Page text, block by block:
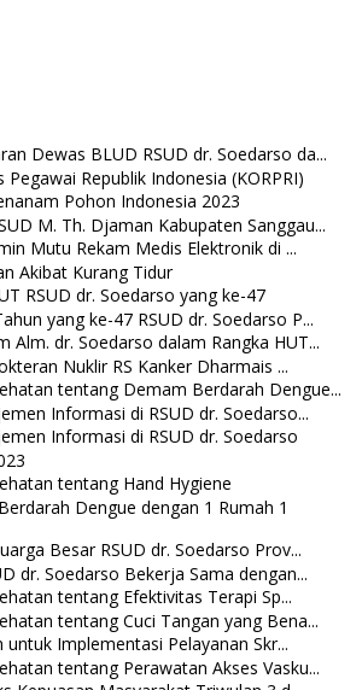
Dewas BLUD RSUD dr. Soedarso da...
Pegawai Republik Indonesia (KORPRI)
Pohon Indonesia 2023
M. Th. Djaman Kabupaten Sanggau...
Mutu Rekam Medis Elektronik di ...
Akibat Kurang Tidur
RSUD dr. Soedarso yang ke-47
yang ke-47 RSUD dr. Soedarso P...
Alm. dr. Soedarso dalam Rangka HUT...
Nuklir RS Kanker Dharmais ...
tentang Demam Berdarah Dengue...
Informasi di RSUD dr. Soedarso...
Informasi di RSUD dr. Soedarso
tentang Hand Hygiene
Dengue dengan 1 Rumah 1
Besar RSUD dr. Soedarso Prov...
dr. Soedarso Bekerja Sama dengan...
tentang Efektivitas Terapi Sp...
tentang Cuci Tangan yang Bena...
untuk Implementasi Pelayanan Skr...
tentang Perawatan Akses Vasku...